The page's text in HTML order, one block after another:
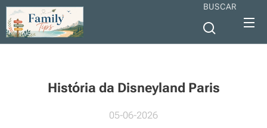
BUSCAR
História da Disneyland Paris
05-06-2026